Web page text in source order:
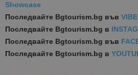
Showcase
Последвайте Bgtourism.bg във
Последвайте Bgtourism.bg в
Последвайте Bgtourism.bg във
Последвайте Bgtourism.bg в